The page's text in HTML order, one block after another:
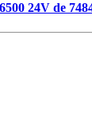
24V de